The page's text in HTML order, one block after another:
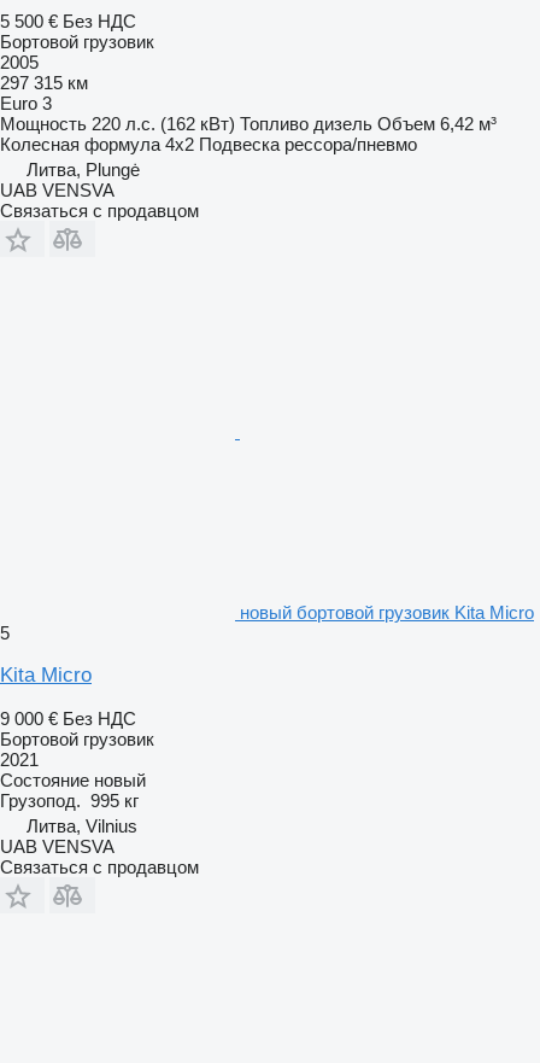
5 500 € Без НДС
Бортовой грузовик
2005
297 315 км
Euro 3
Мощность 220 л.с. (162 кВт) Топливо дизель Объем 6,42 м³
Колесная формула 4x2 Подвеска рессора/пневмо
Литва, Plungė
UAB VENSVA
Связаться с продавцом
новый бортовой грузовик Kita Micro
5
Kita Micro
9 000 € Без НДС
Бортовой грузовик
2021
Состояние новый
Грузопод. 995 кг
Литва, Vilnius
UAB VENSVA
Связаться с продавцом